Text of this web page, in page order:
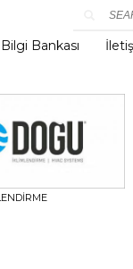
Bilgi Bankası